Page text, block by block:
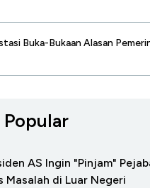
Buka-Bukaan Alasan
AS Ingin "Pinjam"
Masalah di Luar Negeri